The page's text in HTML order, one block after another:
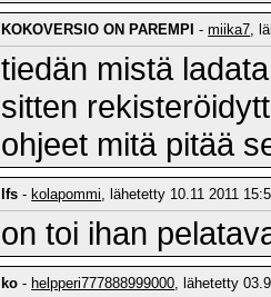
KOKOVERSIO ON PAREMPI -miika7,
tiedän mistä
sitten
ohjeet mitä pitää
lfs - kolapommi, lähetetty 10.11 2011
on toi ihan
ko - helpperi777888999000, lähetetty